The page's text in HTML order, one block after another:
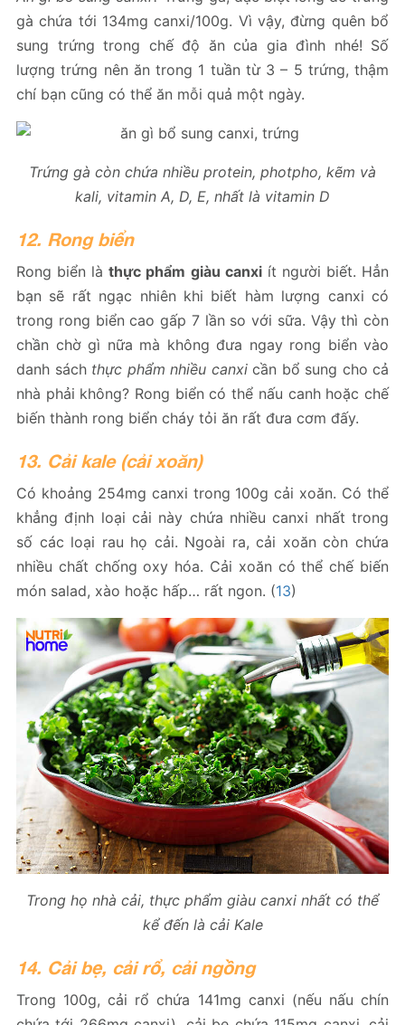
gà chứa tới 134mg canxi/100g. Vì vậy, đừng quên bổ
sung trứng trong chế độ ăn của gia đình nhé! Số
lượng trứng nên ăn trong 1 tuần từ 3 – 5 trứng, thậm
chí bạn cũng có thể ăn mỗi quả một ngày.
Trứng gà còn chứa nhiều protein, photpho, kẽm và
kali, vitamin A, D, E, nhất là vitamin D
12. Rong biển
Rong biển làthực phẩm giàu canxiít người biết. Hẳn
bạn sẽ rất ngạc nhiên khi biết hàm lượng canxi có
trong rong biển cao gấp 7 lần so với sữa. Vậy thì còn
chần chờ gì nữa mà không đưa ngay rong biển vào
danh sách thực phẩm nhiều canxicần bổ sung cho cả
nhà phải không? Rong biển có thể nấu canh hoặc chế
biến thành rong biển cháy tỏi ăn rất đưa cơm đấy.
13. Cải kale (cải xoăn)
Có khoảng 254mg canxi trong 100g cải xoăn. Có thể
khẳng định loại cải này chứa nhiều canxi nhất trong
số các loại rau họ cải. Ngoài ra, cải xoăn còn chứa
nhiều chất chống oxy hóa. Cải xoăn có thể chế biến
món salad, xào hoặc hấp… rất ngon. (13)
Trong họ nhà cải, thực phẩm giàu canxi nhất có thể
kể đến là cải Kale
14. Cải bẹ, cải rổ, cải ngồng
Trong 100g, cải rổ chứa 141mg canxi (nếu nấu chín